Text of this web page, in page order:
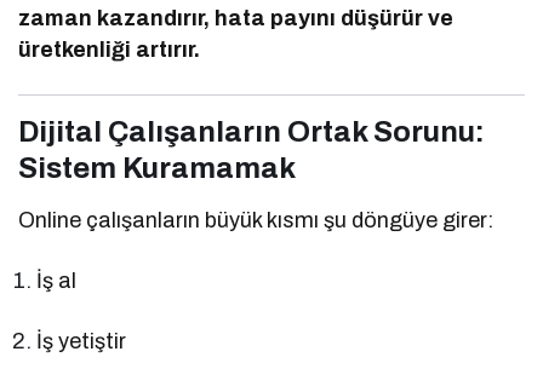
zaman kazandırır, hata payını düşürür ve
üretkenliği artırır.
Dijital Çalışanların Ortak Sorunu:
Sistem Kuramamak
Online çalışanların büyük kısmı şu döngüye girer:
İş al
İş yetiştir